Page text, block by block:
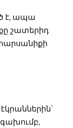
է, ապա
շատերիդ
հարսանիքի